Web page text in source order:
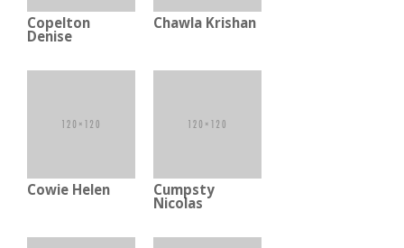
Copelton
Denise
Chawla Krishan
Cowie Helen Cumpsty
Nicolas